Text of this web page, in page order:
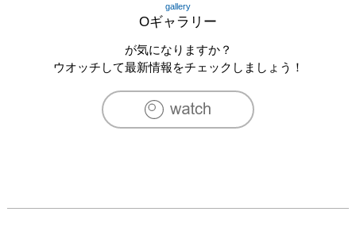
gallery
Oギャラリー
が気になりますか？
ウオッチして最新情報をチェックしましょう！